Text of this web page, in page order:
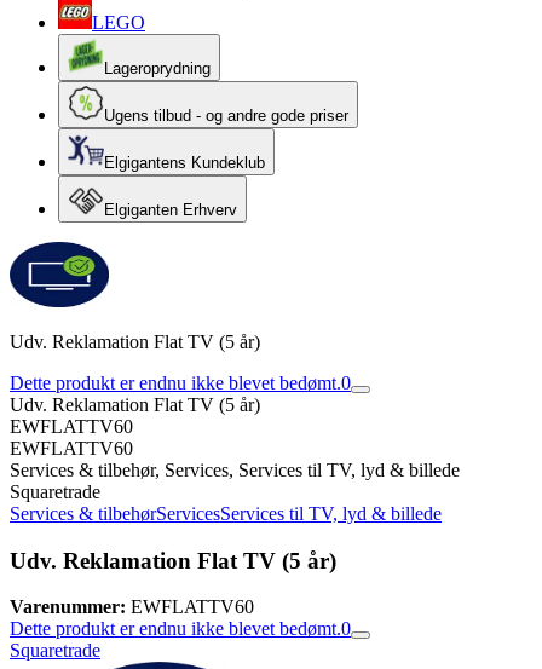
LEGO
Lageroprydning
Ugens tilbud - og andre gode priser
Elgigantens Kundeklub
Elgiganten Erhverv
Udv. Reklamation Flat TV (5 år)
Dette produkt er endnu ikke blevet bedømt.0
Udv. Reklamation Flat TV (5 år)
EWFLATTV60
EWFLATTV60
Services & tilbehør, Services, Services til TV, lyd & billede
Squaretrade
Services & tilbehørServicesServices til TV, lyd & billede
Udv. Reklamation Flat TV (5 år)
Varenummer: EWFLATTV60
Dette produkt er endnu ikke blevet bedømt.0
Squaretrade